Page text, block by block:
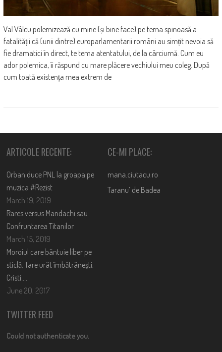
Val Vâlcu polemizează cu mine (și bine face) pe tema spinoasă a
fatalității că (unii dintre) europarlamentarii români au simțit nevoia să
fie dramatici în direct, te tema atentatului, de la cârciumă. Cum eu
ador polemica, îi răspund cu mare plăcere vechiului meu coleg. După
cum toată existența mea extrem de
ARTICOLE RECENTE:
Orban duce PNL la groapa pe
muzica #Rezist
March 19, 2019
Rares versus Mandachi sau
Confruntarea Titanilor
March 15, 2019
Moroiul care bântuie liber pe
sticlă. Tare urât îmbătrânești,
Cristi….
June 20, 2017
CE-MI PLACE:
mana.ciutacu.ro
Taranu’ de Badea
TWITTER FEED
Could not authenticate you.